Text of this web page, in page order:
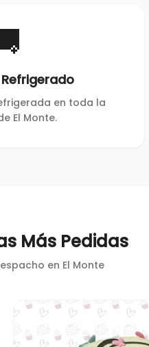
en toda la
El Monte.
Más Pedidas
en El Monte